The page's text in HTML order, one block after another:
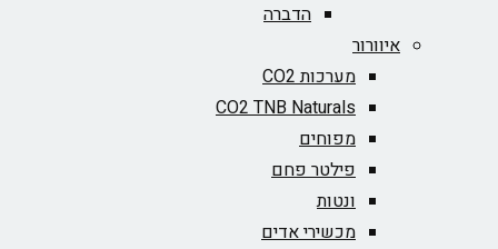
הדברה
איוורור
מערכות CO2
CO2 TNB Naturals
מפוחים
פילטר פחם
ונטות
מכשירי אדים